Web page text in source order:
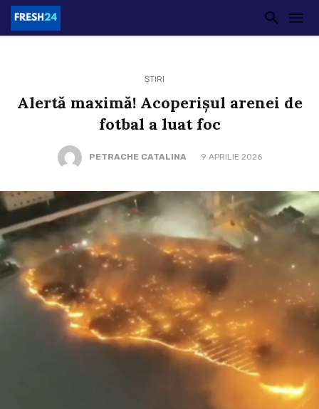
ȘTIRI
Alertă maximă! Acoperișul arenei de
fotbal a luat foc
PETRACHE CATALINA 9 APRILIE 2026